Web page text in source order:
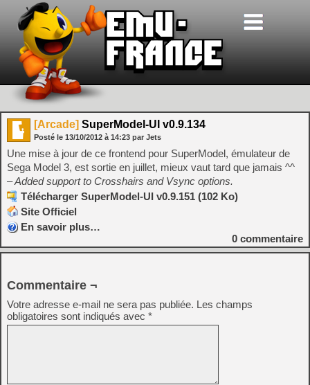
[Arcade] SuperModel-UI v0.9.134
Posté le 13/10/2012 à 14:23 par Jets
Une mise à jour de ce frontend pour SuperModel, émulateur de
Sega Model 3, est sortie en juillet, mieux vaut tard que jamais ^^
– Added support to Crosshairs and Vsync options.
Télécharger SuperModel-UI v0.9.151 (102 Ko)
Site Officiel
En savoir plus…
0 commentaire
Commentaire ¬
Votre adresse e-mail ne sera pas publiée. Les champs
obligatoires sont indiqués avec *